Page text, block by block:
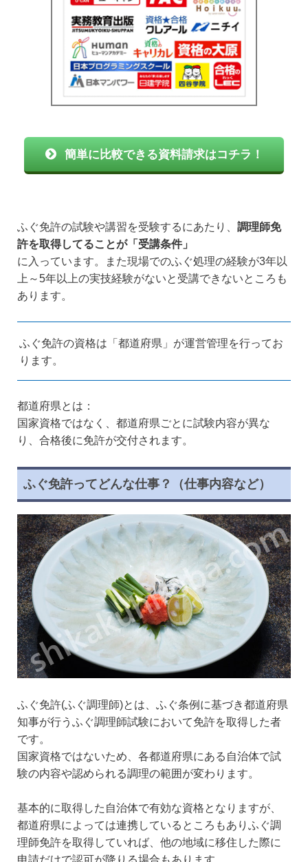
簡単に比較できる資料請求はコチラ！
ふぐ免許の試験や講習を受験するにあたり、 調理師免
許を取得してることが「受講条件」
に入っています。また現場でのふぐ処理の経験が3年以
上～5年以上の実技経験がないと受講できないところも
あります。
ふぐ免許の資格は「都道府県」が運営管理を行ってお
ります。
都道府県とは：
国家資格ではなく、都道府県ごとに試験内容が異な
り、合格後に免許が交付されます。
ふぐ免許ってどんな仕事？（仕事内容など）
ふぐ免許(ふぐ調理師)とは、ふぐ条例に基づき都道府県
知事が行うふぐ調理師試験において免許を取得した者
です。
国家資格ではないため、各都道府県にある自治体で試
験の内容や認められる調理の範囲が変わります。
基本的に取得した自治体で有効な資格となりますが、
都道府県によっては連携しているところもありふぐ調
理師免許を取得していれば、他の地域に移住した際に